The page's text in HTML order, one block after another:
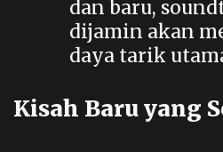
dan baru,
dijamin akan
daya tarik
Kisah Baru yang